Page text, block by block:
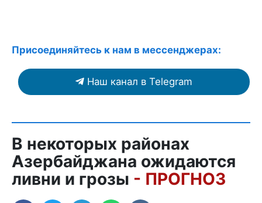
Присоединяйтесь к нам в мессенджерах:
Наш канал в Telegram
В некоторых районах
Азербайджана ожидаются
ливни и грозы - ПРОГНОЗ